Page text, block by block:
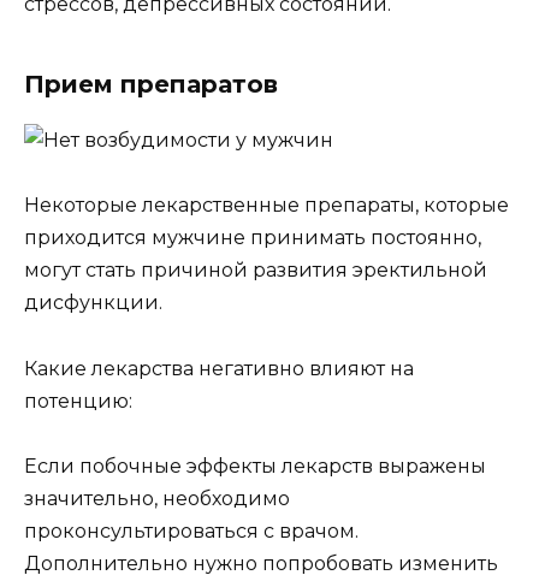
Прием препаратов
Некоторые лекарственные препараты, которые
приходится мужчине принимать постоянно,
могут стать причиной развития эректильной
дисфункции.
Какие лекарства негативно влияют на
потенцию:
Если побочные эффекты лекарств выражены
значительно, необходимо
проконсультироваться с врачом.
Дополнительно нужно попробовать изменить